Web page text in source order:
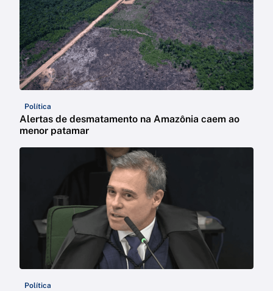
Política
Alertas de desmatamento na Amazônia caem ao
menor patamar
Política